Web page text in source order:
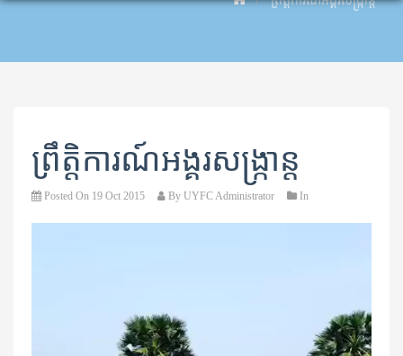
ព្រឹត្តិការណ៍អង្គរសង្ក្រាន្ត
Posted On 19 Oct 2015 By UYFC Administrator In